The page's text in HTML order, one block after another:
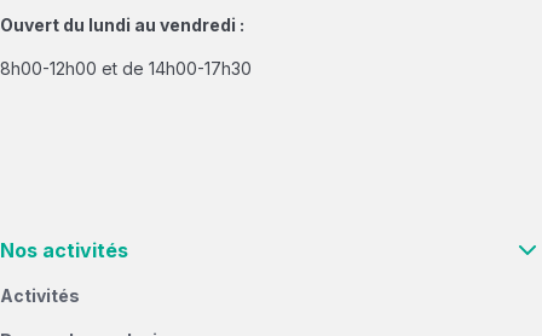
Ouvert du lundi au vendredi :
8h00-12h00 et de 14h00-17h30
Nos activités
Activités